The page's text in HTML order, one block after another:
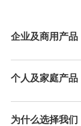
企业及商用产品
个人及家庭产品
为什么选择我们